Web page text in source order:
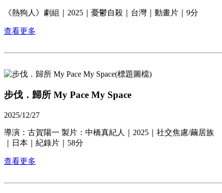
《熱狗人》劇組｜2025｜憂鬱自殺｜台灣｜動畫片｜9分
查看更多
步伐．歸所 My Pace My Space
2025/12/27
導演：古賀陽一 製片：中橋真紀人｜2025｜社交焦慮/繭居族
｜日本｜紀錄片｜58分
查看更多